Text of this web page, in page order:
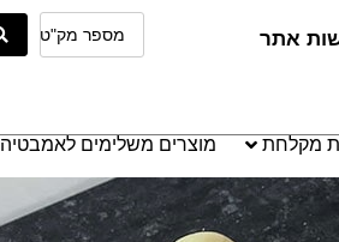
אתר
מקלחת מוצרים משלימים לאמבטיה